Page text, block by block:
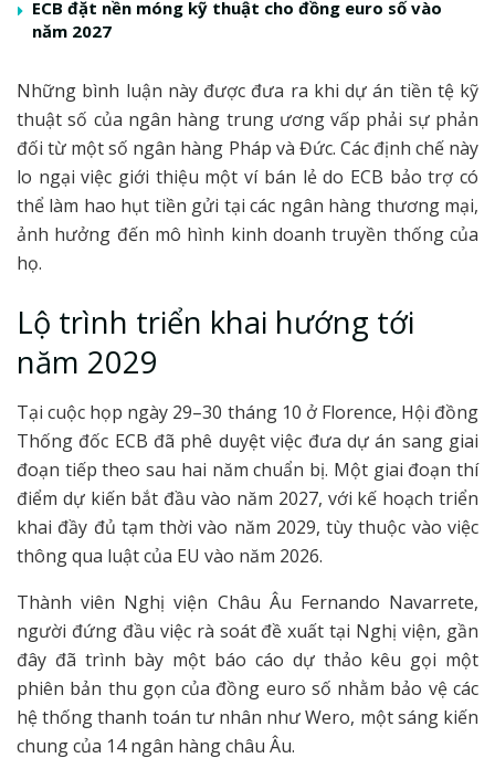
ECB đặt nền móng kỹ thuật cho đồng euro số vào
năm 2027
Những bình luận này được đưa ra khi dự án tiền tệ kỹ
thuật số của ngân hàng trung ương vấp phải sự phản
đối từ một số ngân hàng Pháp và Đức. Các định chế này
lo ngại việc giới thiệu một ví bán lẻ do ECB bảo trợ có
thể làm hao hụt tiền gửi tại các ngân hàng thương mại,
ảnh hưởng đến mô hình kinh doanh truyền thống của
họ.
Lộ trình triển khai hướng tới
năm 2029
Tại cuộc họp ngày 29–30 tháng 10 ở Florence, Hội đồng
Thống đốc ECB đã phê duyệt việc đưa dự án sang giai
đoạn tiếp theo sau hai năm chuẩn bị. Một giai đoạn thí
điểm dự kiến bắt đầu vào năm 2027, với kế hoạch triển
khai đầy đủ tạm thời vào năm 2029, tùy thuộc vào việc
thông qua luật của EU vào năm 2026.
Thành viên Nghị viện Châu Âu Fernando Navarrete,
người đứng đầu việc rà soát đề xuất tại Nghị viện, gần
đây đã trình bày một báo cáo dự thảo kêu gọi một
phiên bản thu gọn của đồng euro số nhằm bảo vệ các
hệ thống thanh toán tư nhân như Wero, một sáng kiến
chung của 14 ngân hàng châu Âu.